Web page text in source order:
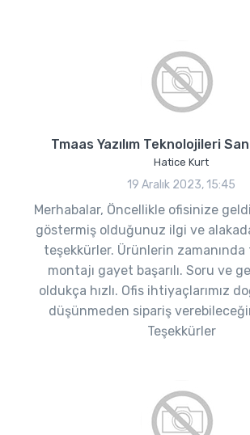
Tmaas Yazılım Teknolojileri
Hatice Kurt
19 Aralık 2023, 15:45
Merhabalar, Öncellikle ofisinize
göstermiş olduğunuz ilgi ve
teşekkürler. Ürünlerin zamanında
montajı gayet başarılı. Soru ve
oldukça hızlı. Ofis ihtiyaçlarımız
düşünmeden sipariş
Teşekkürler